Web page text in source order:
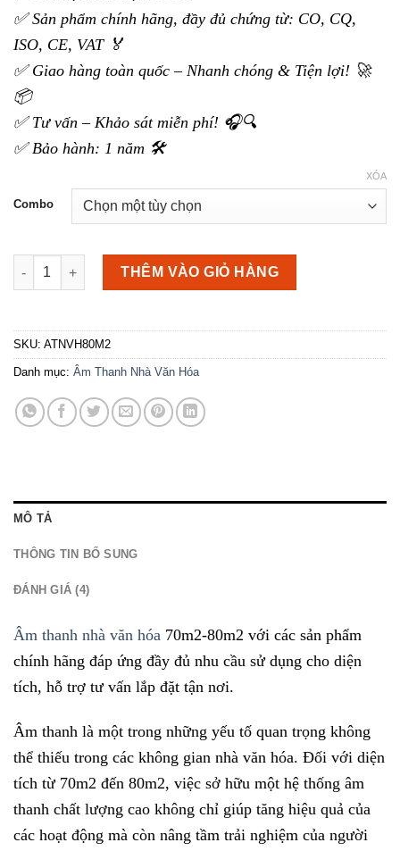
35.000.000 ₫
✅ Sản phẩm chính hãng, đầy đủ chứng từ: CO, CQ,
ISO, CE, VAT 🏅
✅ Giao hàng toàn quốc – Nhanh chóng & Tiện lợi! 🚀
📦
✅ Tư vấn – Khảo sát miễn phí! 🎧🔍
✅ Bảo hành: 1 năm 🛠️
Combo
XÓA
Âm thanh nhà văn hóa 70m2-80m2 số lượng
THÊM VÀO GIỎ HÀNG
SKU: ATNVH80M2
Danh mục: Âm Thanh Nhà Văn Hóa
MÔ TẢ
THÔNG TIN BỔ SUNG
ĐÁNH GIÁ (4)
Âm thanh nhà văn hóa 70m2-80m2 với các sản phẩm
chính hãng đáp ứng đầy đủ nhu cầu sử dụng cho diện
tích, hỗ trợ tư vấn lắp đặt tận nơi.
Âm thanh là một trong những yếu tố quan trọng không
thể thiếu trong các không gian nhà văn hóa. Đối với diện
tích từ 70m2 đến 80m2, việc sở hữu một hệ thống âm
thanh chất lượng cao không chỉ giúp tăng hiệu quả của
các hoạt động mà còn nâng tầm trải nghiệm của người